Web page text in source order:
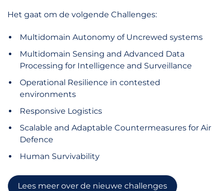
Het gaat om de volgende Challenges:
Multidomain Autonomy of Uncrewed systems
Multidomain Sensing and Advanced Data
Processing for Intelligence and Surveillance
Operational Resilience in contested
environments
Responsive Logistics
Scalable and Adaptable Countermeasures for Air
Defence
Human Survivability
Lees meer over de nieuwe challenges